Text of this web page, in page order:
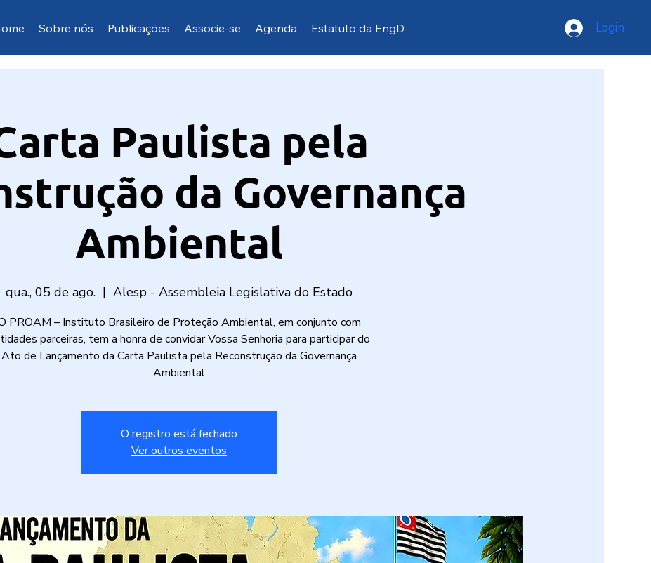
Sobre nós Publicações Associe-se Agenda Estatuto da EngD Login
Paulista pela
da Governança
Ambiental
qua., 05 de ago.
  |
Alesp - Assembleia Legislativa do Estado
PROAM – Instituto Brasileiro de Proteção Ambiental, em conjunto com
parceiras, tem a honra de convidar Vossa Senhoria para participar do
Ato de Lançamento da Carta Paulista pela Reconstrução da Governança
Ambiental
O registro está fechado
Ver outros eventos